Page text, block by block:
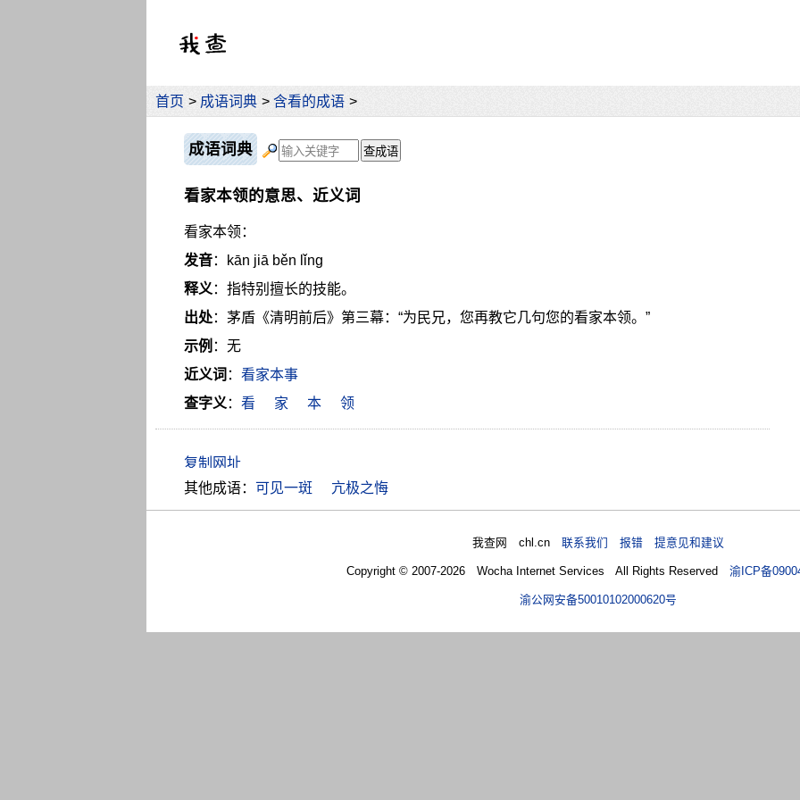
首页 > 成语词典 > 含看的成语 >
成语词典
看家本领的意思、近义词
看家本领：
发音：kān jiā běn lǐng
释义：指特别擅长的技能。
出处：茅盾《清明前后》第三幕：“为民兄，您再教它几句您的看家本领。”
示例 ：无
近义词 ： 看家本事
查字义： 看 家 本 领
其他成语： 可见一斑 亢极之悔
我查网 chl.cn联系我们 报错 提意见和建议
Copyright © 2007-2026 Wocha Internet Services All Rights Reserved渝ICP备
渝公网安备50010102000620号